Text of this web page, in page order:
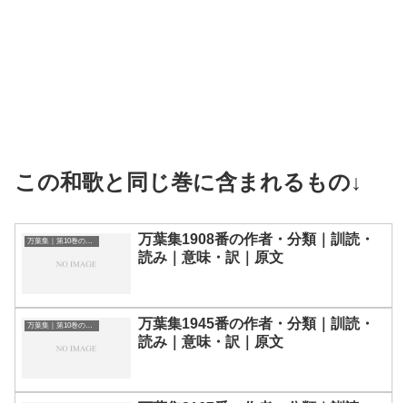
この和歌と同じ巻に含まれるもの↓
万葉集｜第10巻の和歌一覧
万葉集1908番の作者・分類｜訓読・
読み｜意味・訳｜原文
万葉集｜第10巻の和歌一覧
万葉集1945番の作者・分類｜訓読・
読み｜意味・訳｜原文